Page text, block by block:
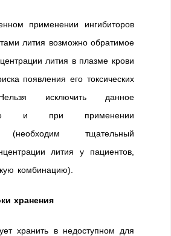
применении ингибиторов
лития возможно обратимое
лития в плазме крови
появления его токсических
исключить данное
и при применении
(необходим тщательный
лития у пациентов,
комбинацию).
хранения
хранить в недоступном для